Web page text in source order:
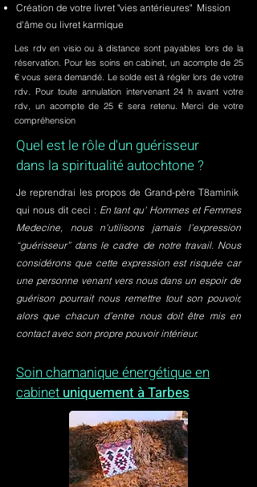
Création de votre livret "vies antérieures" Mission
d'âme ou livret karmique
Les rdv en visio ou à distance sont payables lors de la
réservation. Pour les soins en cabinet, un acompte de 25
€ vous sera demandé. Le solde est à régler lors de votre
rdv. Pour toute annulation intervenant 24 h avant votre
rdv, un acompte de 25 € sera retenu. Merci de votre
compréhension
Quel est le rôle d'un guérisseur
dans la spiritualité autochtone ?
Je reprendrai les propos de Grand-père T8aminik
qui nous dit ceci : En tant qu' Hommes et Femmes
Medecine, nous n'utilisons jamais l’expression
“guérisseur” dans le cadre de notre travail. Nous
considérons que cette expression est risquée car
une personne venant vers nous dans un espoir de
guérison pourrait nous remettre tout son pouvoir,
alors que chacun d’entre nous doit être mis en
contact avec son propre pouvoir intérieur.
Soin chamanique énergétique en
cabinet uniquement à Tarbes